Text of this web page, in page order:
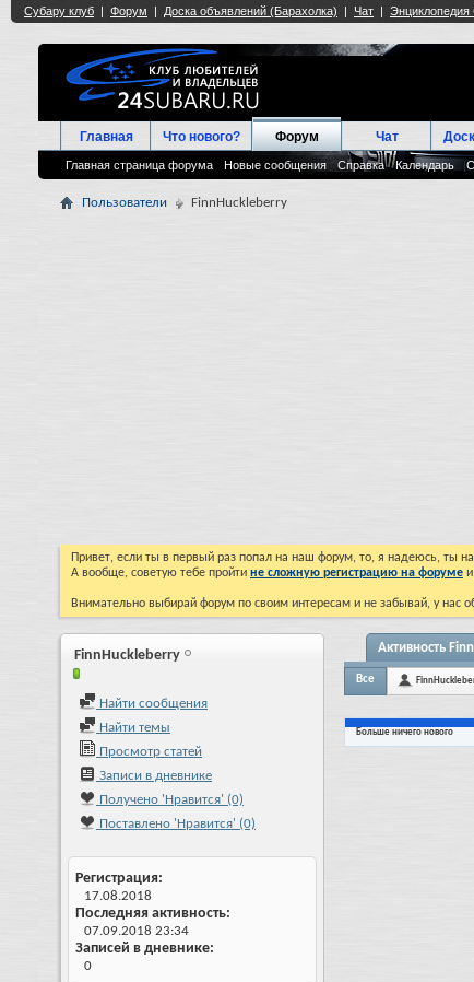
Главная Что нового? Форум
Главная страница форума Новые сообщения Справка Календарь
Чат
Пользователи FinnHuckleberry
Привет, если ты в первый раз попал на наш форум, то, я надеюсь, ты
А вообще, советую тебе пройти не сложную регистрацию на форуме
Внимательно выбирай форум по своим интересам и не забывай, у нас
FinnHuckleberry
Найти сообщения
Найти темы
Просмотр статей
Записи в дневнике
Получено 'Нравится' (0)
Поставлено 'Нравится' (0)
Регистрация
17.08.2018
Последняя активность
07.09.2018 23:34
Записей в дневнике
0
Активность
Все
Больше ничего нового